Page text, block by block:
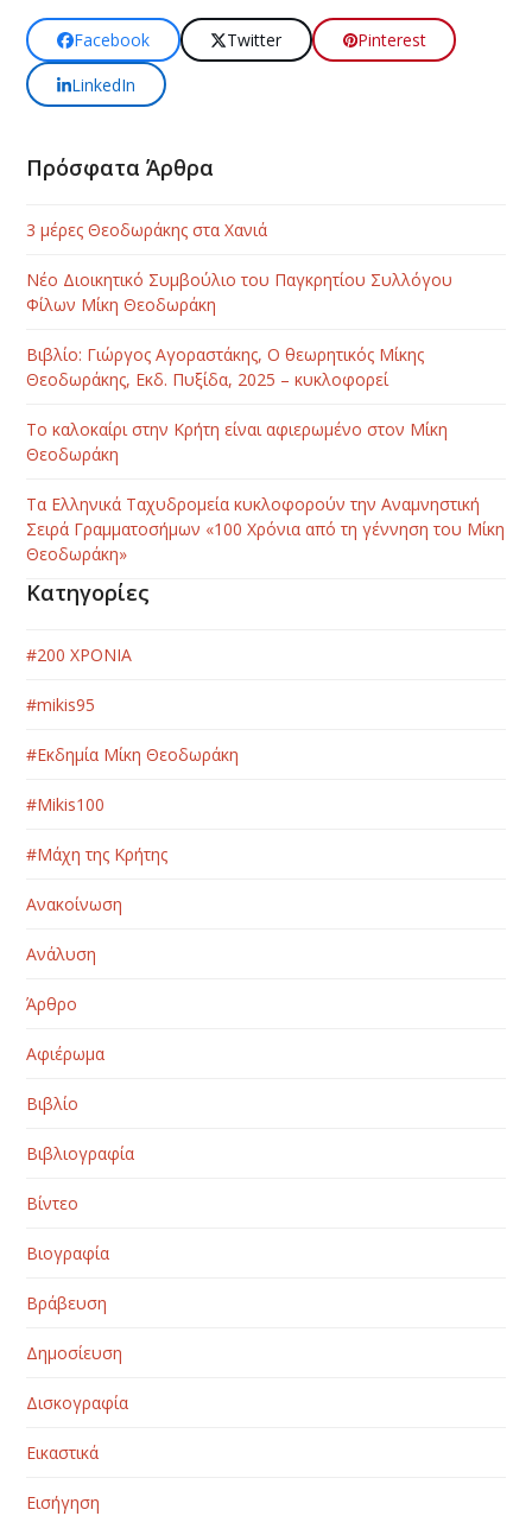
Facebook Twitter
Pinterest
LinkedIn
Πρόσφατα Άρθρα
3 μέρες Θεοδωράκης στα Χανιά
Νέο Διοικητικό Συμβούλιο του Παγκρητίου Συλλόγου
Φίλων Μίκη Θεοδωράκη
Βιβλίο: Γιώργος Αγοραστάκης, Ο θεωρητικός Μίκης
Θεοδωράκης, Εκδ. Πυξίδα, 2025 – κυκλοφορεί
Το καλοκαίρι στην Κρήτη είναι αφιερωμένο στον Μίκη
Θεοδωράκη
Τα Ελληνικά Ταχυδρομεία κυκλοφορούν την Αναμνηστική
Σειρά Γραμματοσήμων «100 Χρόνια από τη γέννηση του Μίκη
Θεοδωράκη»
Κατηγορίες
#200 ΧΡΟΝΙΑ
#mikis95
#Εκδημία Μίκη Θεοδωράκη
#Μikis100
#Μάχη της Κρήτης
Ανακοίνωση
Ανάλυση
Άρθρο
Αφιέρωμα
Βιβλίο
Βιβλιογραφία
Βίντεο
Βιογραφία
Βράβευση
Δημοσίευση
Δισκογραφία
Εικαστικά
Εισήγηση